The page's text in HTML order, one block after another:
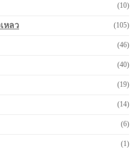
(10)
หลว (105)
(46)
(40)
(19)
(14)
(6)
(1)